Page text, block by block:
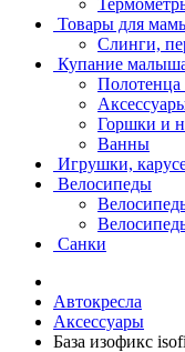
Товары для
Слинги,
Купание
Полотенца
Горшки и
Ванны
Игрушки,
Велосипеды
Санки
Автокресла
Аксессуары
База изофикс